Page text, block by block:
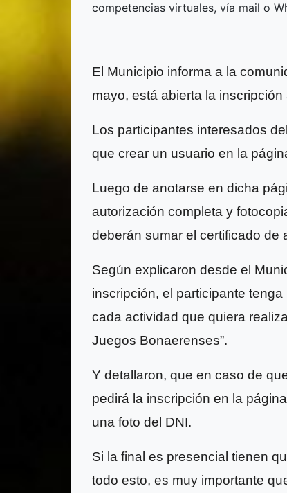
competencias virtuales, vía mail o
El Municipio informa a la
mayo, está abierta la
Los participantes interesados
que crear un usuario en la
Luego de anotarse en dicha
autorización completa y
deberán sumar el certificado de
Según explicaron desde el
inscripción, el participante
cada actividad que quiera
Juegos Bonaerenses”.
Y detallaron, que en caso de
pedirá la inscripción en la
una foto del DNI.
Si la final es presencial tienen
todo esto, es muy importante